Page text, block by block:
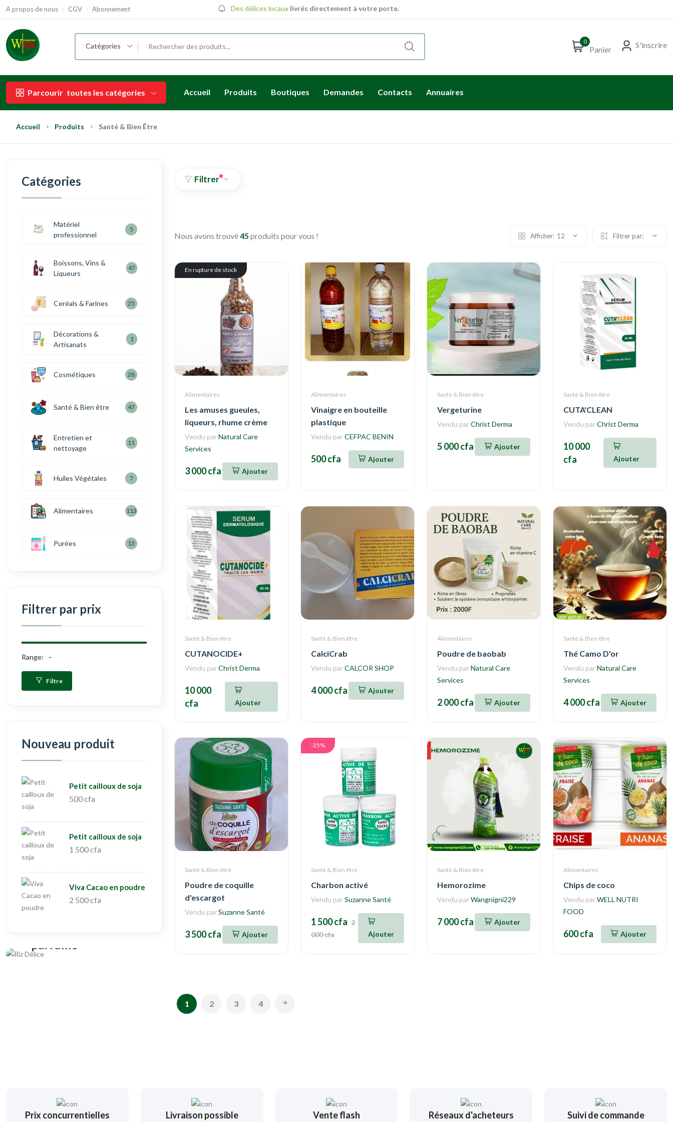
A propos de nous CGV Abonnement Des délices locauxlivrés directement à votre porte.
Catégories
0
Panier S'inscrire
Parcourir toutes les catégories Accueil Produits Boutiques Demandes Contacts Annuaires
Accueil Produits Santé & Bien Être
Filtrer
Nous avons trouvé45 produits pour vous ! Afficher: 12 Filtrer par:
En rupture de stock
Alimentaires
Les amuses gueules,
liqueurs, rhume crème
Vendu parNatural Care
Services
3 000 cfa Ajouter
Alimentaires
Vinaigre en bouteille
plastique
Vendu parCEFPAC BENIN
500 cfa Ajouter
Santé & Bien être
Vergeturine
Vendu parChrist Derma
5 000 cfa Ajouter
Santé & Bien être
CUTA'CLEAN
Vendu parChrist Derma
10 000
cfa
Ajouter
Santé & Bien être
CUTANOCIDE+
Vendu parChrist Derma
10 000
cfa
Ajouter
Santé & Bien être
CalciCrab
Vendu parCALCOR SHOP
4 000 cfa Ajouter
Alimentaires
Poudre de baobab
Vendu parNatural Care
Services
2 000 cfa Ajouter
Santé & Bien être
Thé Camo D'or
Vendu parNatural Care
Services
4 000 cfa Ajouter
Santé & Bien être
Poudre de coquille
d'escargot
Vendu parSuzanne Santé
3 500 cfa Ajouter
-25%
Santé & Bien être
Charbon activé
Vendu parSuzanne Santé
1 500 cfa 2
000 cfa
Ajouter
Santé & Bien être
Hemorozime
Vendu parWangnigni229
7 000 cfa Ajouter
Alimentaires
Chips de coco
Vendu parWELL NUTRI
FOOD
600 cfa Ajouter
1 2 3 4
Catégories
Matériel
professionnel
5
Boissons, Vins &
Liqueurs
47
Ceréals & Farines 25
Décorations &
Artisanats
1
Cosmétiques 28
Santé & Bien être 47
Entretien et
nettoyage
11
Huiles Végétales 7
Alimentaires 113
Purées 13
Filtrer par prix
Range:
Filtre
Nouveau produit
Petit cailloux de soja
500 cfa
Petit cailloux de soja
1 500 cfa
Viva Cacao en poudre
2 500 cfa
Prix concurrentielles Livraison possible Vente flash Réseaux d'acheteurs Suivi de commande